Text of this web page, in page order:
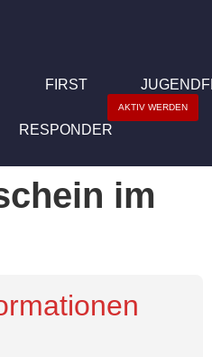
FIRST
RESPONDER
AKTIV WERDEN
im